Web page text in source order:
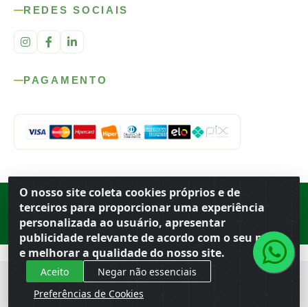
O nosso site coleta cookies próprios e de
terceiros para proporcionar uma experiência
personalizada ao usuário, apresentar
publicidade relevante de acordo com o seu perfil
e melhorar a qualidade do nosso site.
Aceito
Negar não essenciais
Preferências de Cookies
REDES SOCIAIS
PAGAMENTO
Porto Ferreira ·BR
13.669-899· CNPJ 56.679.863/0001-91
© 2026 Atacado Ideal